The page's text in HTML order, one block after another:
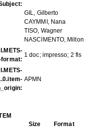
GIL, Gilberto
CAYMMI, Nana
TISO, Wagner
NASCIMENTO, Milton
format:
1 doc; impresso; 2 fls
APMN
Size
Format